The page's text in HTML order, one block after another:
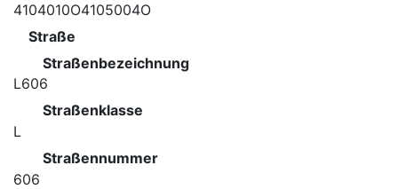
4104010O4105004O
Straße
Straßenbezeichnung
L606
Straßenklasse
L
Straßennummer
606